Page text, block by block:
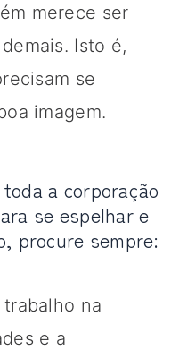
merece ser
Isto é,
se
imagem.
a corporação
se espelhar e
procure sempre:
na
e a